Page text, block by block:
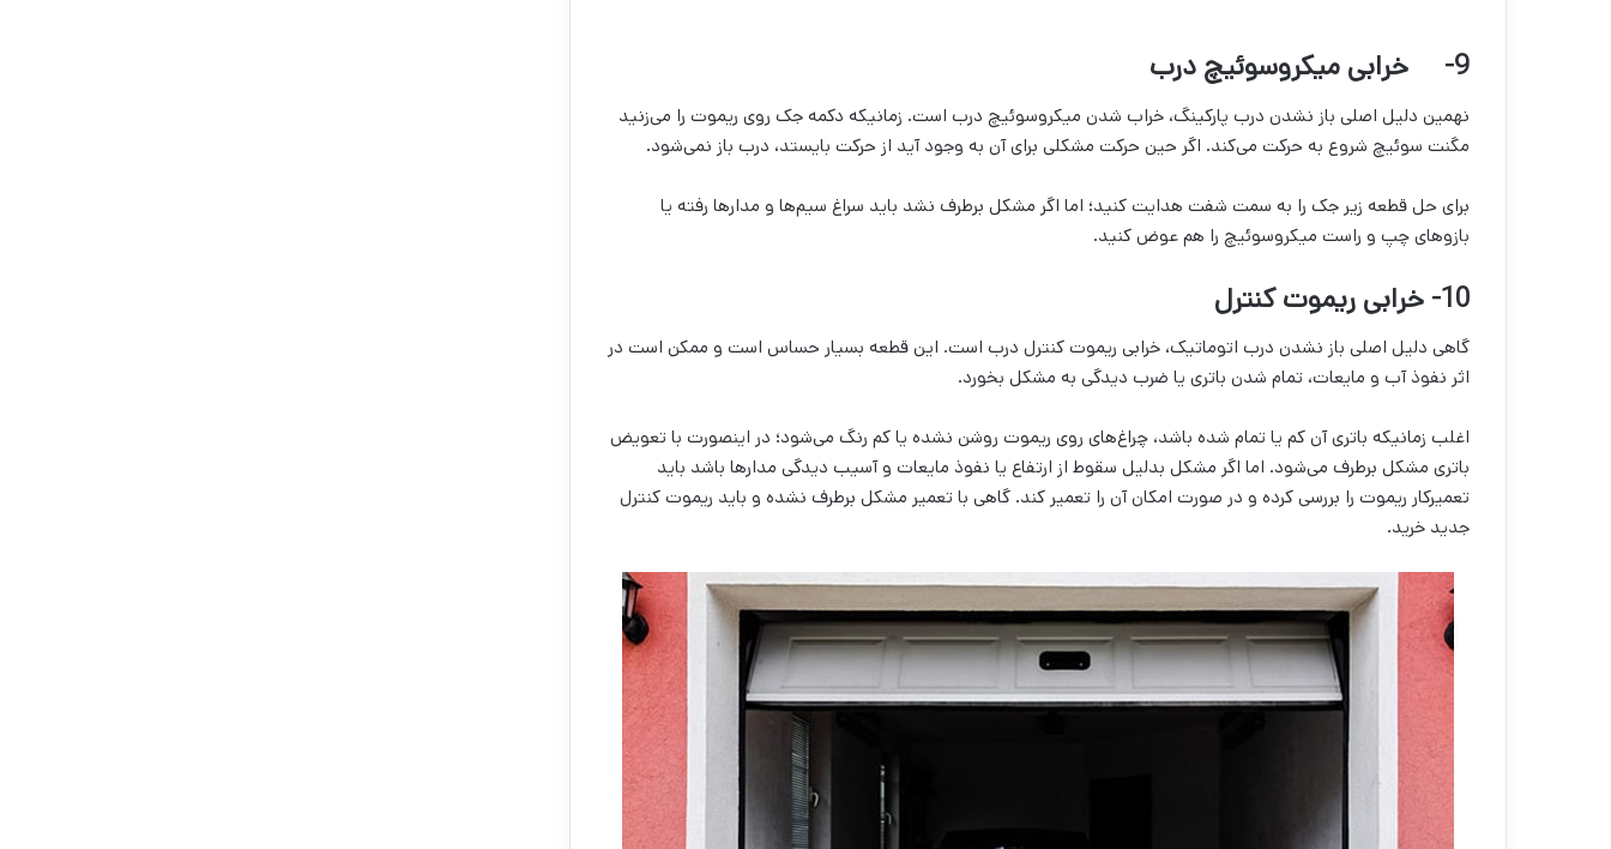
9- خرابی میکروسوئیچ درب
نهمین دلیل اصلی باز نشدن درب پارکینگ، خراب شدن میکروسوئیچ درب است. زمانیکه دکمه جک روی ریموت را می‌زنید
مگنت سوئیچ شروع به حرکت می‌کند. اگر حین حرکت مشکلی برای آن به وجود آید از حرکت بایستد، درب باز نمی‌شود.
برای حل قطعه زیر جک را به سمت شفت هدایت کنید؛ اما اگر مشکل برطرف نشد باید سراغ سیم‌ها و مدارها رفته یا
بازوهای چپ و راست میکروسوئیچ را هم عوض کنید.
10- خرابی ریموت کنترل
گاهی دلیل اصلی باز نشدن درب اتوماتیک، خرابی ریموت کنترل درب است. این قطعه بسیار حساس است و ممکن است در
اثر نفوذ آب و مایعات، تمام شدن باتری یا ضرب دیدگی به مشکل بخورد.
اغلب زمانیکه باتری آن کم یا تمام شده باشد، چراغ‌های روی ریموت روشن نشده یا کم رنگ می‌شود؛ در اینصورت با تعویض
باتری مشکل برطرف می‌شود. اما اگر مشکل بدلیل سقوط از ارتفاع یا نفوذ مایعات و آسیب دیدگی مدارها باشد باید
تعمیرکار ریموت را بررسی کرده و در صورت امکان آن را تعمیر کند. گاهی با تعمیر مشکل برطرف نشده و باید ریموت کنترل
جدید خرید.